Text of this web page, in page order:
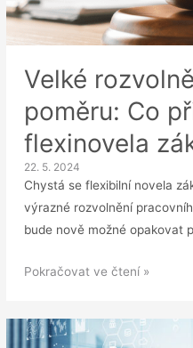
Velké
poměru: Co
flexinovela
22. 5. 2024
Chystá se flexibilní novela
výrazné rozvolnění
bude nově možné opakovat
Velké
poměru:
Pokračovat ve čtení »